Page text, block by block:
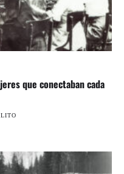
que conectaban cada